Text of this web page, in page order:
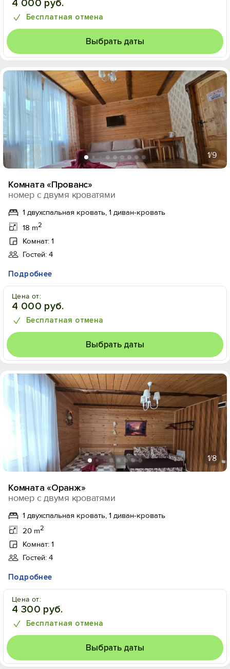
4 000 руб.
Бесплатная отмена
Выбрать даты
1/9
Комната «Прованс»
номер с двумя кроватями
1 двухспальная кровать, 1 диван-кровать
18 m2
Комнат: 1
Гостей: 4
Подробнее
Цена от:
4 000 руб.
Бесплатная отмена
Выбрать даты
1/8
Комната «Оранж»
номер с двумя кроватями
1 двухспальная кровать, 1 диван-кровать
20 m2
Комнат: 1
Гостей: 4
Подробнее
Цена от:
4 300 руб.
Бесплатная отмена
Выбрать даты